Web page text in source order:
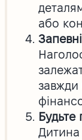
або
завжди
Будьте
Дитина